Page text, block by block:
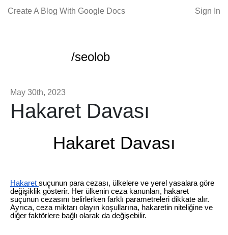
Create A Blog With Google Docs Sign In
/seolob
May 30th, 2023
Hakaret Davası
Hakaret Davası
Hakaret suçunun para cezası, ülkelere ve yerel yasalara göre
değişiklik gösterir. Her ülkenin ceza kanunları, hakaret
suçunun cezasını belirlerken farklı parametreleri dikkate alır.
Ayrıca, ceza miktarı olayın koşullarına, hakaretin niteliğine ve
diğer faktörlere bağlı olarak da değişebilir.